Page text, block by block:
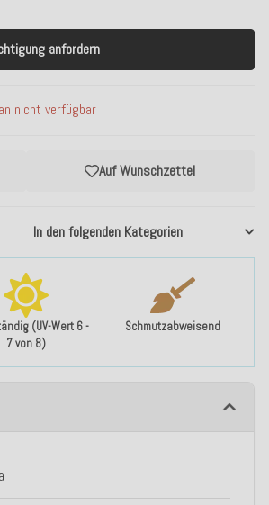
(UV-Wert 6 -
7 von 8)
Schmutzabweisend
In den folgenden Kategorien
Auf Wunschzettel
anfordern
nicht verfügbar